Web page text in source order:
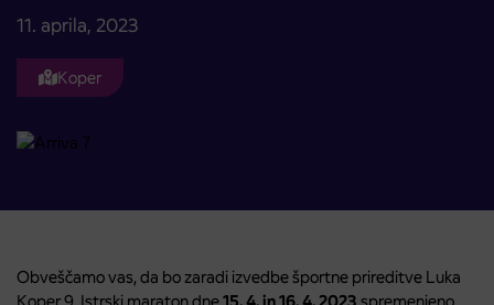
11. aprila, 2023
Koper
Obveščamo vas, da bo zaradi izvedbe športne prireditve Luka